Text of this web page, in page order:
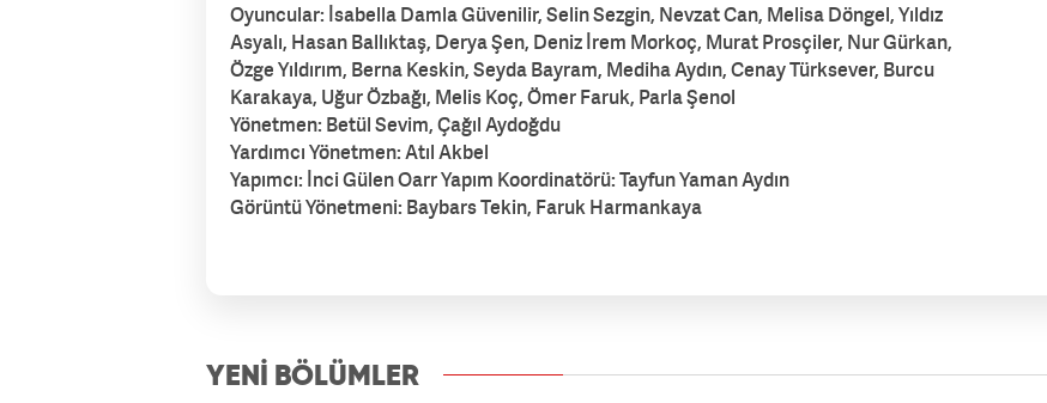
Oyuncular: İsabella Damla Güvenilir, Selin Sezgin, Nevzat Can, Melisa Döngel, Yıldız
Asyalı, Hasan Ballıktaş, Derya Şen, Deniz İrem Morkoç, Murat Prosçiler, Nur Gürkan,
Özge Yıldırım, Berna Keskin, Seyda Bayram, Mediha Aydın, Cenay Türksever, Burcu
Karakaya, Uğur Özbağı, Melis Koç, Ömer Faruk, Parla Şenol
Yönetmen: Betül Sevim, Çağıl Aydoğdu
Yardımcı Yönetmen: Atıl Akbel
Yapımcı: İnci Gülen Oarr Yapım Koordinatörü: Tayfun Yaman Aydın
Görüntü Yönetmeni: Baybars Tekin, Faruk Harmankaya
YENİ BÖLÜMLER